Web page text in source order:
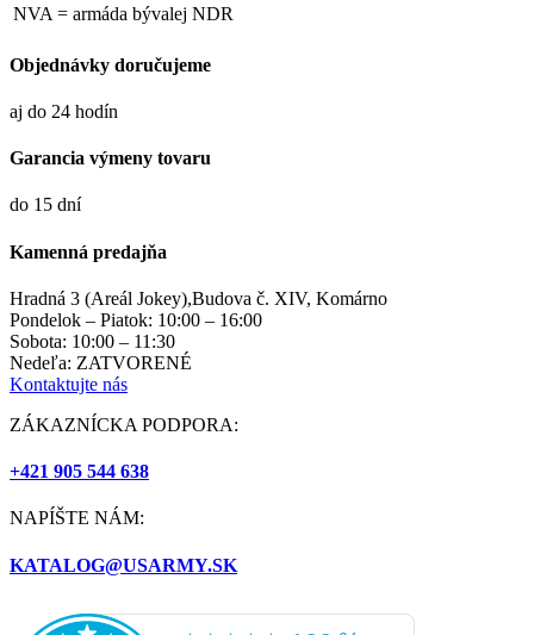
NVA = armáda bývalej NDR
Objednávky doručujeme
aj do 24 hodín
Garancia výmeny tovaru
do 15 dní
Kamenná predajňa
Hradná 3 (Areál Jokey),Budova č. XIV, Komárno
Pondelok – Piatok: 10:00 – 16:00
Sobota: 10:00 – 11:30
Nedeľa: ZATVORENÉ
Kontaktujte nás
ZÁKAZNÍCKA PODPORA:
+421 905 544 638
NAPÍŠTE NÁM:
KATALOG@USARMY.SK